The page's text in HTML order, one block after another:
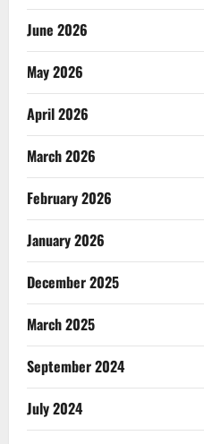
June 2026
May 2026
April 2026
March 2026
February 2026
January 2026
December 2025
March 2025
September 2024
July 2024